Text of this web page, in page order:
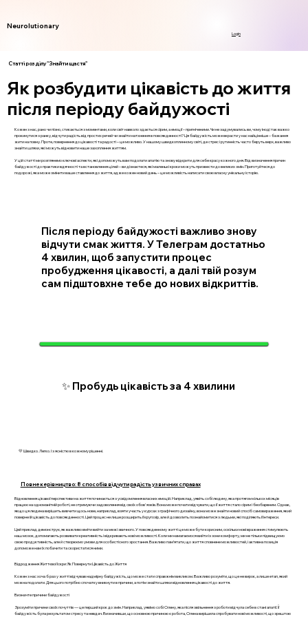
Neurolutionary
Login
Статті розділу "Знайти щастя"
Як розбудити цікавість до життя
після періоду байдужості
Кожен з нас, рано чи пізно, стикається з моментами, коли світ навколо здається сірим, а емоції – пригніченими. Чи не задумувались ви, чому іноді так важко
прокинутися з ранку, відчути радість від простих речей чи знайти натхнення в повсякденності? Ця байдужість може вкрасти у нас найцінніше – бажання
жити на повну. Проте, повернення до цікавості та радості – це можливо. У нашому швидкоплинному світі, де стрес і рутинність часто беруть верх, важливо
знайти шляхи, які можуть відновити наше захоплення життям.
У цій статті ми розглянемо ключові аспекти, які допоможуть вам подолати апатію та знову відкрити для себе красу кожного дня. Від визначення причин
байдужості до практики вдячності та встановлення цілей – ви дізнаєтеся, які маленькі кроки можуть призвести до великих змін. Приготуйтеся до
подорожі, яка може змінити ваше ставлення до життя, адже кожен новий день – це можливість написати свою власну унікальну історію.
Після періоду байдужості важливо знову
відчути смак життя. У Телеграм достатньо
4 хвилин, щоб запустити процес
пробудження цікавості, а далі твій розум
сам підштовхне тебе до нових відкриттів.
✨ Пробудь цікавість за 4 хвилини
💛 Швидко. Легко. І з ясністю в кожному рішенні.
Повне керівництво: 8 способів відчути радість у звичних справах
Відновлення цікавої перспективи на життя починається з усвідомлення власних емоцій. Наприклад, уявіть собі людину, яка протягом кількох місяців
працює на одноманітній роботі, не отримуючи задоволення від своїх обов'язків. Вона може почати відчувати, що її життя стало сірим і безбарвним. Однак,
якщо ця людина вирішить вивчити щось нове, наприклад, взяти участь у курсах з графічного дизайну, вона може знайти новий спосіб самовираження, який
поверне їй цікавість до повсякденності. Цей процес не лише розширить її кругозір, але й дозволить познайомитися з людьми, які поділяють її інтереси.
Цей приклад демонструє, як важливо вміти вийти за межі звичного. У повсякденному житті це може бути корисним, оскільки нові враження стимулюють
наш мозок, допомагають розвивати креативність і відкривають нові можливості. Коли ми намагаємося вийти із зони комфорту, ми не тільки підвищуємо
свою продуктивність, але й створюємо умови для особистісного зростання. Важливо пам’ятати, що життя сповнене можливостей, і активна позиція
допоможе нам їх побачити та скористатися ними.
Відродження Життєвої Іскри: Як Повернути Цікавість до Життя
Кожен з нас хоча б раз у житті відчував надмірну байдужість, що може стати справжнім викликом. Важливо розуміти, що це не вирок, а лише етап, який
можна подолати. Для цього потрібно спочатку вникнути в причини, а потім знайти шляхи відновлення цікавості до життя.
Визначте причини байдужості
Зрозуміти причини своїх почуттів — це перший крок до змін. Наприклад, уявімо собі Олену, яка після звільнення з роботи відчула себе в стані апатії. Її
байдужість була результатом стресу та невдач. Визначивши, що основною причиною є робота, Олена вирішила спробувати нові можливості, що зрештою